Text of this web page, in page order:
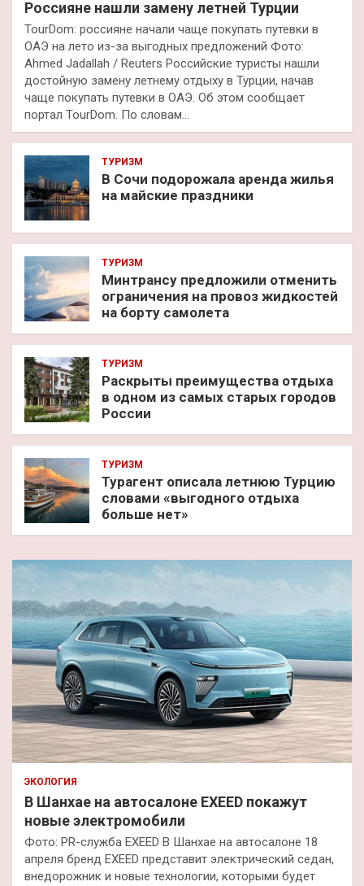
Россияне нашли замену летней Турции
TourDom: россияне начали чаще покупать путевки в
ОАЭ на лето из-за выгодных предложений Фото:
Ahmed Jadallah / Reuters Российские туристы нашли
достойную замену летнему отдыху в Турции, начав
чаще покупать путевки в ОАЭ. Об этом сообщает
портал TourDom. По словам…
ТУРИЗМ
В Сочи подорожала аренда жилья
на майские праздники
ТУРИЗМ
Минтрансу предложили отменить
ограничения на провоз жидкостей
на борту самолета
ТУРИЗМ
Раскрыты преимущества отдыха
в одном из самых старых городов
России
ТУРИЗМ
Турагент описала летнюю Турцию
словами «выгодного отдыха
больше нет»
ЭКОЛОГИЯ
В Шанхае на автосалоне EXEED покажут
новые электромобили
Фото: PR-служба EXEED В Шанхае на автосалоне 18
апреля бренд EXEED представит электрический седан,
внедорожник и новые технологии, которыми будет